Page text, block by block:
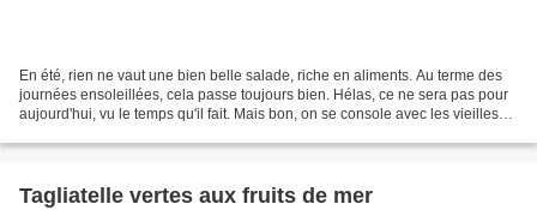
En été, rien ne vaut une bien belle salade, riche en aliments. Au terme des
journées ensoleillées, cela passe toujours bien. Hélas, ce ne sera pas pour
aujourd'hui, vu le temps qu'il fait. Mais bon, on se console avec les vieilles
Tagliatelle vertes aux fruits de mer